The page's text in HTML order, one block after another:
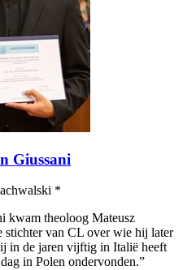
Giussani
*
kwam theoloog Mateusz
stichter van CL over wie hij later
in de jaren vijftig in Italië heeft
in Polen ondervonden.”